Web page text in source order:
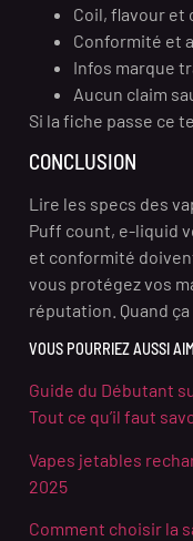
Coil, flavour et
Conformité et
Infos marque
Aucun claim
Si la fiche passe ce
CONCLUSION
Lire les specs des
Puff count, e-liquid
et conformité
vous protégez vos
réputation. Quand
VOUS POURRIEZ AUSSI
Guide du Débutant
Tout ce qu’il faut
Vapes jetables
2025
Comment choisir la